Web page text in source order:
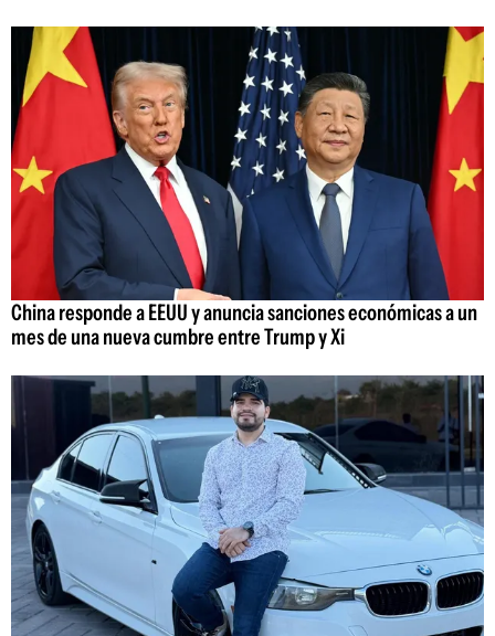
China responde a EEUU y anuncia sanciones económicas a un
mes de una nueva cumbre entre Trump y Xi